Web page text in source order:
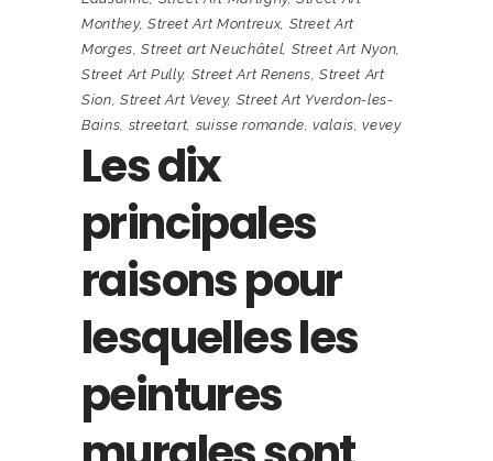
Monthey, Street Art Montreux, Street Art
Morges,Street art Neuchâtel, Street Art Nyon,
Street Art Pully, Street Art Renens,Street Art
Sion, Street Art Vevey, Street Art Yverdon-les-
Bains, streetart, suisse romande,valais,vevey
Les dix
principales
raisons pour
lesquelles les
peintures